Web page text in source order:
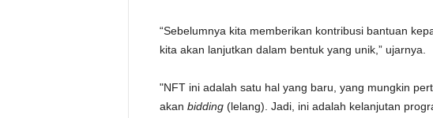
“Sebelumnya kita memberikan kontribusi bantuan
kita akan lanjutkan dalam bentuk yang unik,” ujarnya.
"NFT ini adalah satu hal yang baru, yang mungkin
akan bidding (lelang). Jadi, ini adalah kelanjutan